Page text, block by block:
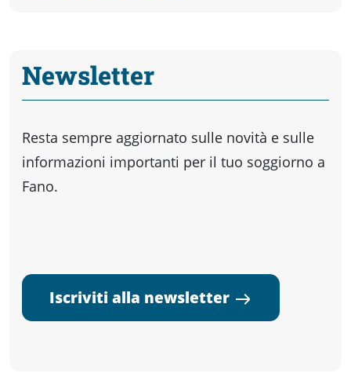
Newsletter
Resta sempre aggiornato sulle novità e sulle
informazioni importanti per il tuo soggiorno a
Fano.
Iscriviti alla newsletter